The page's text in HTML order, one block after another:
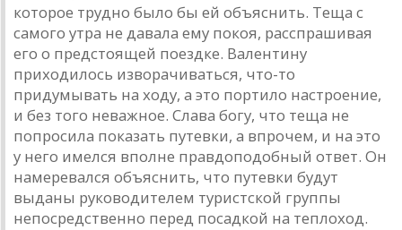
которое трудно было бы ей объяснить. Теща с
самого утра не давала ему покоя, расспрашивая
его о предстоящей поездке. Валентину
приходилось изворачиваться, что-то
придумывать на ходу, а это портило настроение,
и без того неважное. Слава богу, что теща не
попросила показать путевки, а впрочем, и на это
у него имелся вполне правдоподобный ответ. Он
намеревался объяснить, что путевки будут
выданы руководителем туристской группы
непосредственно перед посадкой на теплоход.